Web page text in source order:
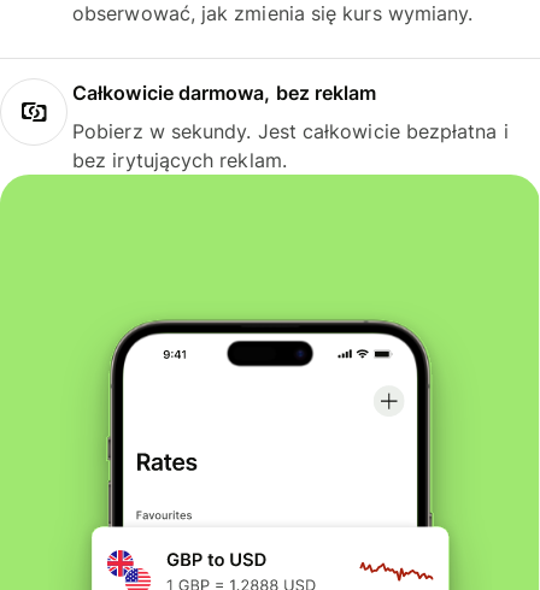
obserwować, jak zmienia się kurs wymiany.
Całkowicie darmowa, bez reklam
Pobierz w sekundy. Jest całkowicie bezpłatna i
bez irytujących reklam.